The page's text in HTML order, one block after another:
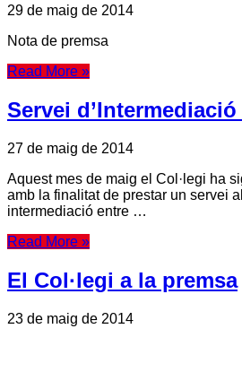
29 de maig de 2014
Nota de premsa
Read More »
Servei
27 de maig de 2014
Aquest mes de maig el Col·legi ha
amb la finalitat de prestar un servei
intermediació entre …
Read More »
El Col·legi a la premsa
23 de maig de 2014